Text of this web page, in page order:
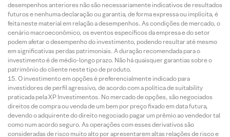
desempenhos anteriores não são necessariamente indicativos de resultados
futuros e nenhuma declaração ou garantia, de forma expressa ou implícita, é
feita neste material em relação a desempenhos. As condições de mercado, o
cenário macroeconômico, os eventos específicos da empresa e do setor
podem afetar o desempenho do investimento, podendo resultar até mesmo
em significativas perdas patrimoniais. A duração recomendada para o
investimento é de médio-longo prazo. Não há quaisquer garantias sobre o
patrimônio do cliente neste tipo de produto.
O investimento em opções é preferencialmente indicado para
investidores de perfil agressivo, de acordo com a política de suitability
praticada pela XP Investimentos. No mercado de opções, são negociados
direitos de compra ou venda de um bem por preço fixado em data futura,
devendo o adquirente do direito negociado pagar um prêmio ao vendedor tal
como num acordo seguro. As operações com esses derivativos são
consideradas de risco muito alto por apresentarem altas relações de risco e